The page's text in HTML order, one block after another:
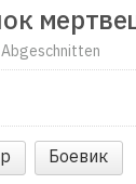
Abgeschnitten
Боевик